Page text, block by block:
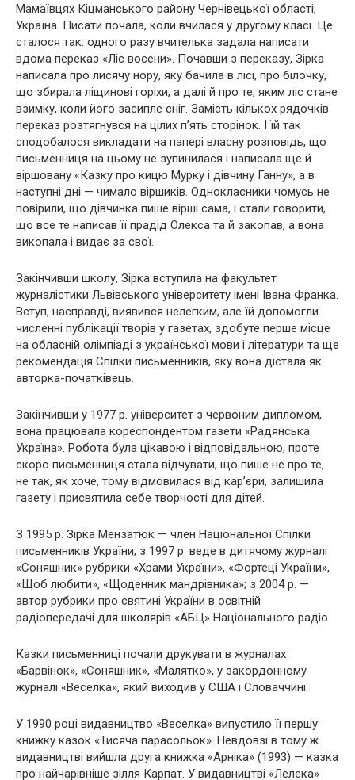
Мамаївцях Кіцманського району Чернівецької області,
Україна. Писати почала, коли вчилася у другому класі. Це
сталося так: одного разу вчителька задала написати
вдома переказ «Ліс восени». Почавши з переказу, Зірка
написала про лисячу нору, яку бачила в лісі, про білочку,
що збирала ліщинові горіхи, а далі й про те, яким ліс стане
взимку, коли його засипле сніг. Замість кількох рядочків
переказ розтягнувся на цілих п’ять сторінок. І їй так
сподобалося викладати на папері власну розповідь, що
письменниця на цьому не зупинилася і написала ще й
віршовану «Казку про кицю Мурку і дівчину Ганну», а в
наступні дні — чимало віршиків. Однокласники чомусь не
повірили, що дівчинка пише вірші сама, і стали говорити,
що все те написав її прадід Олекса та й закопав, а вона
викопала і видає за свої.
Закінчивши школу, Зірка вступила на факультет
журналістики Львівського університету імені Івана Франка.
Вступ, насправді, виявився нелегким, але їй допомогли
численні публікації творів у газетах, здобуте перше місце
на обласній олімпіаді з української мови і літератури та ще
рекомендація Спілки письменників, яку вона дістала як
авторка-початківець.
Закінчивши у 1977 р. університет з червоним дипломом,
вона працювала кореспондентом газети «Радянська
Україна». Робота була цікавою і відповідальною, проте
скоро письменниця стала відчувати, що пише не про те,
не так, як хоче, тому відмовилася від кар’єри, залишила
газету і присвятила себе творчості для дітей.
З 1995 р. Зірка Мензатюк — член Національної Спілки
письменників України; з 1997 р. веде в дитячому журналі
«Соняшник» рубрики «Храми України», «Фортеці України»,
«Щоб любити», «Щоденник мандрівника»; з 2004 р. —
автор рубрики про святині України в освітній
радіопередачі для школярів «АБЦ» Національного радіо.
Казки письменниці почали друкувати в журналах
«Барвінок», «Соняшник», «Малятко», у закордонному
журналі «Веселка», який виходив у США і Словаччині.
У 1990 році видавництво «Веселка» випустило її першу
книжку казок «Тисяча парасольок». Невдовзі в тому ж
видавництві вийшла друга книжка «Арніка» (1993) — казка
про найчарівніше зілля Карпат. У видавництві «Лелека»